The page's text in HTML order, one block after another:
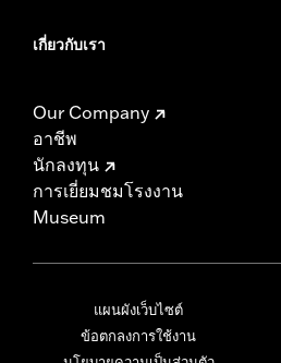
เกี่ยวกับเรา
Our Company
อาชีพ
นักลงทุน
การเยี่ยมชมโรงงาน
Museum
แผนผังเว็บไซต์
ข้อตกลงการใช้งาน